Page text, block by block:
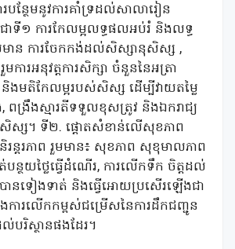
បន្ថែមនូវការគាំទ្រដល់សាលារៀន
ទី១ ការកែលម្អលទ្ធផលអប់រំ និងលទ្ធ
មាន ការចែកកង់ដល់សិស្សានុសិស្ស ,
ការអនុវត្តការសិក្សា ចំនួននៃអត្រា
ងមតិកែលម្អរបស់សិស្ស ដើម្បីវាយតម្លៃ
ពង្រឹងស្មារតីទទួលខុសត្រូវ និងឯករាជ្យ
ស្ស។ ទី២. ផ្តោតសំខាន់លើសុខភាព
ន្តរភាព រួមមាន៖ សុខភាព សុខុមាលភាព
បន្ថយថ្លៃធ្វើដំណើរ, ការលើកទឹក ចិត្តដល់
ានទៀងទាត់ និងធ្វើអោយប្រសើរឡើងជា
ារលើកកម្ពស់ជម្រើសនៃការដឹកជញ្ជូន
រិស្ថានផងដែរ។